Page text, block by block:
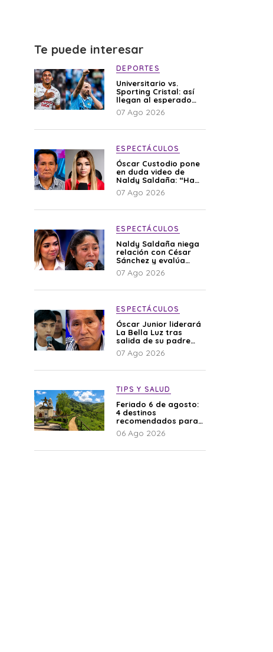
Te puede interesar
DEPORTES
Universitario vs.
Sporting Cristal: así
llegan al esperado
duelo
07 Ago 2026
ESPECTÁCULOS
Óscar Custodio pone
en duda video de
Naldy Saldaña: “Hay
cosas que de repente
se han editado”
07 Ago 2026
ESPECTÁCULOS
Naldy Saldaña niega
relación con César
Sánchez y evalúa
denunciar a su
esposa: “Es una
07 Ago 2026
ESPECTÁCULOS
Óscar Junior liderará
La Bella Luz tras
salida de su padre
por polémica con
Naldy Saldaña
07 Ago 2026
TIPS Y SALUD
Feriado 6 de agosto:
4 destinos
recomendados para
disfrutar el descanso
06 Ago 2026